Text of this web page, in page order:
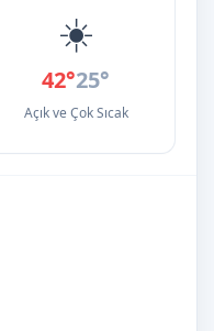
☀️
42°25°
Açık ve Çok Sıcak